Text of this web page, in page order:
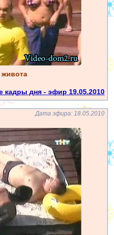
живота
кадры дня - эфир 19.05.2010
Дата эфира: 18.05.2010